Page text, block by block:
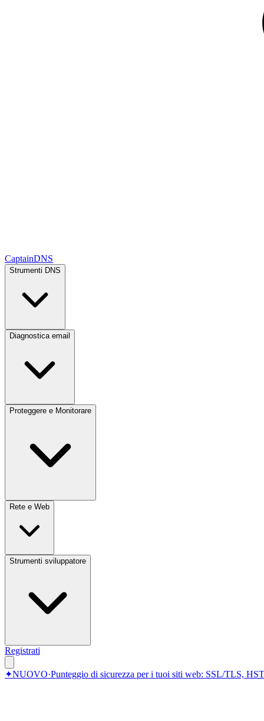
CaptainDNS
Strumenti DNS
Diagnostica email
Proteggere e Monitorare
Rete e Web
Strumenti sviluppatore
Registrati
✦NUOVO·Punteggio di sicurezza per i tuoi siti web: SSL/TLS,